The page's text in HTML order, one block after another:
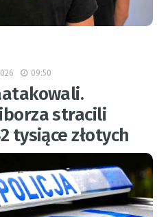
09:50
stracili
tysiące złotych